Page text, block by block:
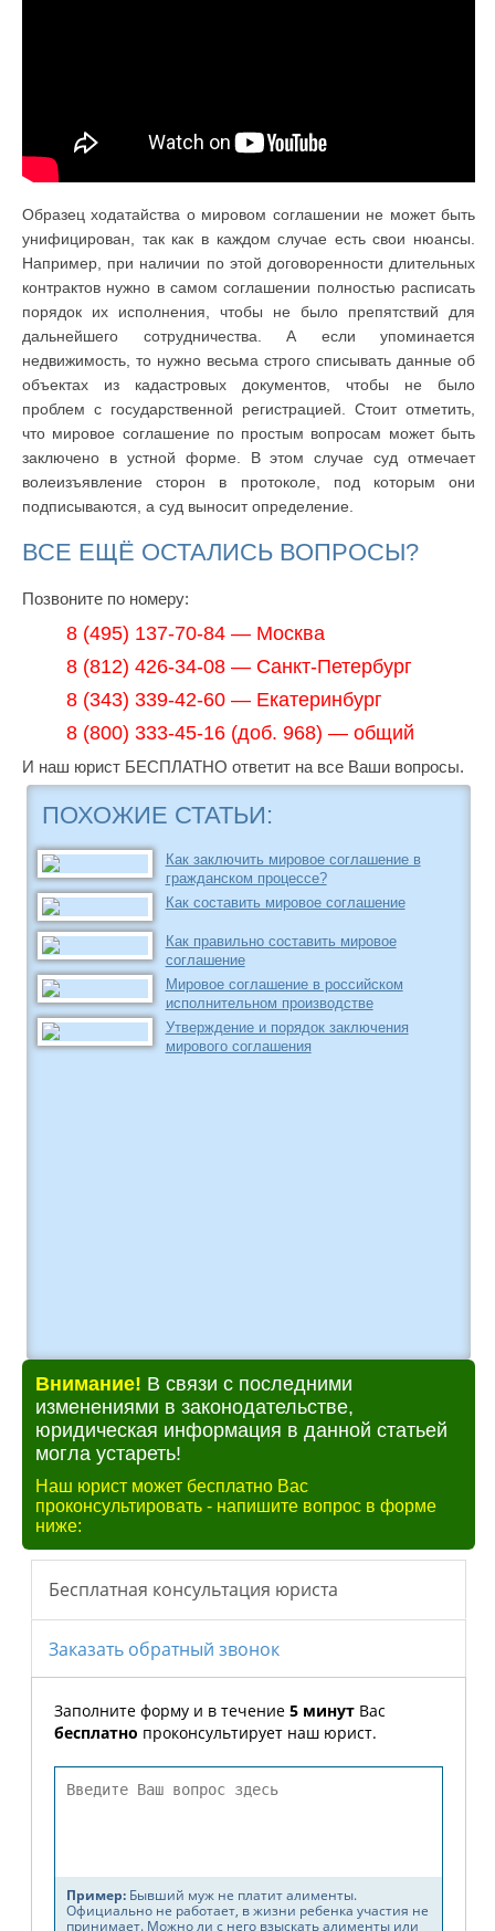
Образец ходатайства о мировом соглашении не может быть
унифицирован, так как в каждом случае есть свои нюансы.
Например, при наличии по этой договоренности длительных
контрактов нужно в самом соглашении полностью расписать
порядок их исполнения, чтобы не было препятствий для
дальнейшего сотрудничества. А если упоминается
недвижимость, то нужно весьма строго списывать данные об
объектах из кадастровых документов, чтобы не было
проблем с государственной регистрацией. Стоит отметить,
что мировое соглашение по простым вопросам может быть
заключено в устной форме. В этом случае суд отмечает
волеизъявление сторон в протоколе, под которым они
подписываются, а суд выносит определение.
ВСЕ ЕЩЁ ОСТАЛИСЬ ВОПРОСЫ?
Позвоните по номеру:
8 (495) 137-70-84 — Москва
8 (812) 426-34-08 — Санкт-Петербург
8 (343) 339-42-60 — Екатеринбург
8 (800) 333-45-16 (доб. 968) — общий
И наш юрист БЕСПЛАТНО ответит на все Ваши вопросы.
ПОХОЖИЕ СТАТЬИ:
Как заключить мировое соглашение в
гражданском процессе?
Как составить мировое соглашение
Как правильно составить мировое
соглашение
Мировое соглашение в российском
исполнительном производстве
Утверждение и порядок заключения
мирового соглашения
Внимание! В связи с последними
изменениями в законодательстве,
юридическая информация в данной статьей
могла устареть!
Наш юрист может бесплатно Вас
проконсультировать - напишите вопрос в форме
ниже: